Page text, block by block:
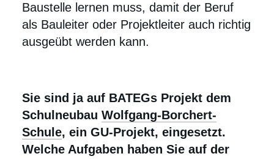
Baustelle lernen muss, damit der Beruf
als Bauleiter oder Projektleiter auch richtig
ausgeübt werden kann.
Sie sind ja auf BATEGs Projekt dem
Schulneubau Wolfgang-Borchert-
Schule, ein GU-Projekt, eingesetzt.
Welche Aufgaben haben Sie auf der